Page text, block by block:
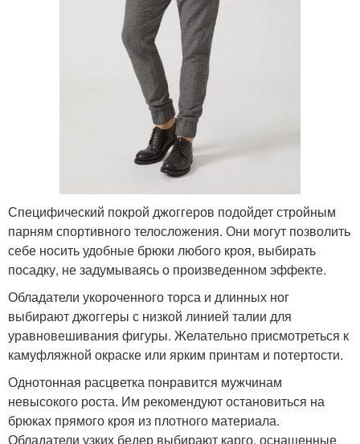
Специфический покрой джоггеров подойдет стройным
парням спортивного телосложения. Они могут позволить
себе носить удобные брюки любого кроя, выбирать
посадку, не задумываясь о произведенном эффекте.
Обладатели укороченного торса и длинных ног
выбирают джоггеры с низкой линией талии для
уравновешивания фигуры. Желательно присмотреться к
камуфляжной окраске или ярким принтам и потертости.
Однотонная расцветка понравится мужчинам
невысокого роста. Им рекомендуют остановиться на
брюках прямого кроя из плотного материала.
Обладатели узких бедер выбирают карго, оснащенные